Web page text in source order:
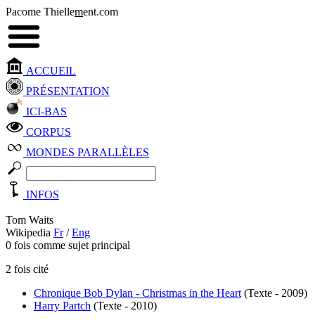
Pacome Thiellement.com
ACCUEIL
PRÉSENTATION
ICI-BAS
CORPUS
MONDES PARALLÈLES
INFOS
Tom Waits
Wikipedia Fr/Eng
0 fois comme sujet principal
2 fois cité
Chronique Bob Dylan - Christmas in the Heart (Texte - 2009)
Harry Partch (Texte - 2010)